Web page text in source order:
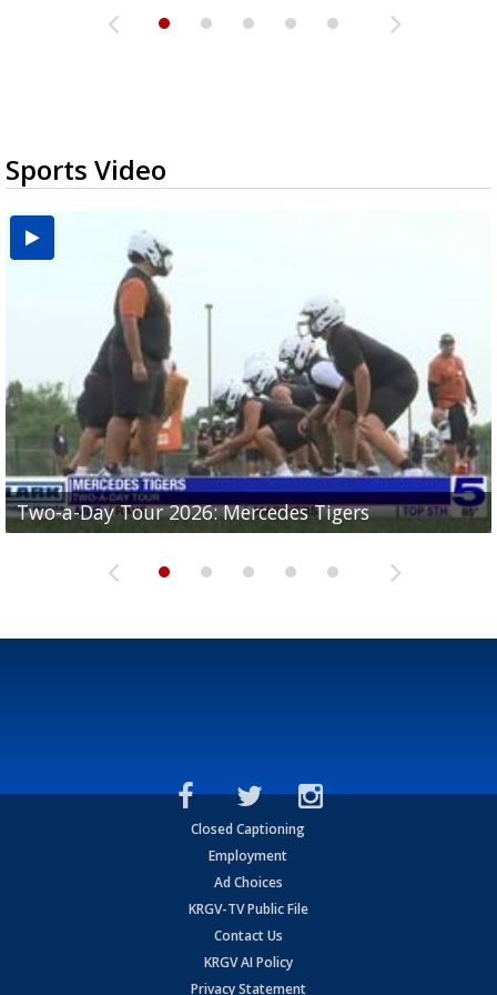
Sports Video
Two-a-Day Tour 2026: Mercedes Tigers
Two-a-Day Tour 2026: Progreso Red Ants
Two-a-Day Tour 2026: Donna Redskins
Two-a-Day Tour 2026: Brownsville Pace Vikings
Two-a-Day Tour 2026: La Joya Coyotes
Closed Captioning
Employment
Ad Choices
KRGV-TV Public File
Contact Us
KRGV AI Policy
Privacy Statement